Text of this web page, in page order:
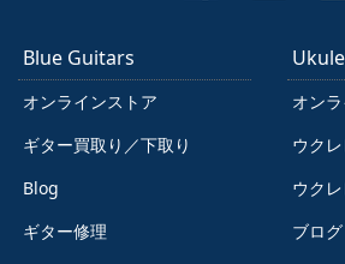
Blue Guitars
オンラインストア
ギター買取り／下取り
Blog
ギター修理
オン
ウク
ウク
ブログ